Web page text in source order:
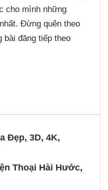
cho mình những
Đừng quên theo
bài đăng tiếp theo
Đẹp, 3D, 4K,
Thoại Hài Hước,